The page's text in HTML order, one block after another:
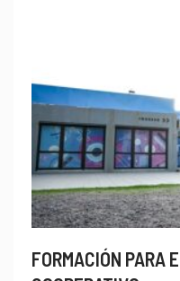
FORMACIÓN PARA